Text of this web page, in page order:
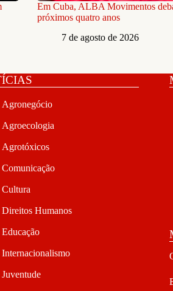
Em Cuba, ALBA Movimentos
próximos quatro anos
7 de agosto de 2026
Agronegócio
Agroecologia
Agrotóxicos
Comunicação
Cultura
Direitos Humanos
Educação
Internacionalismo
Juventude